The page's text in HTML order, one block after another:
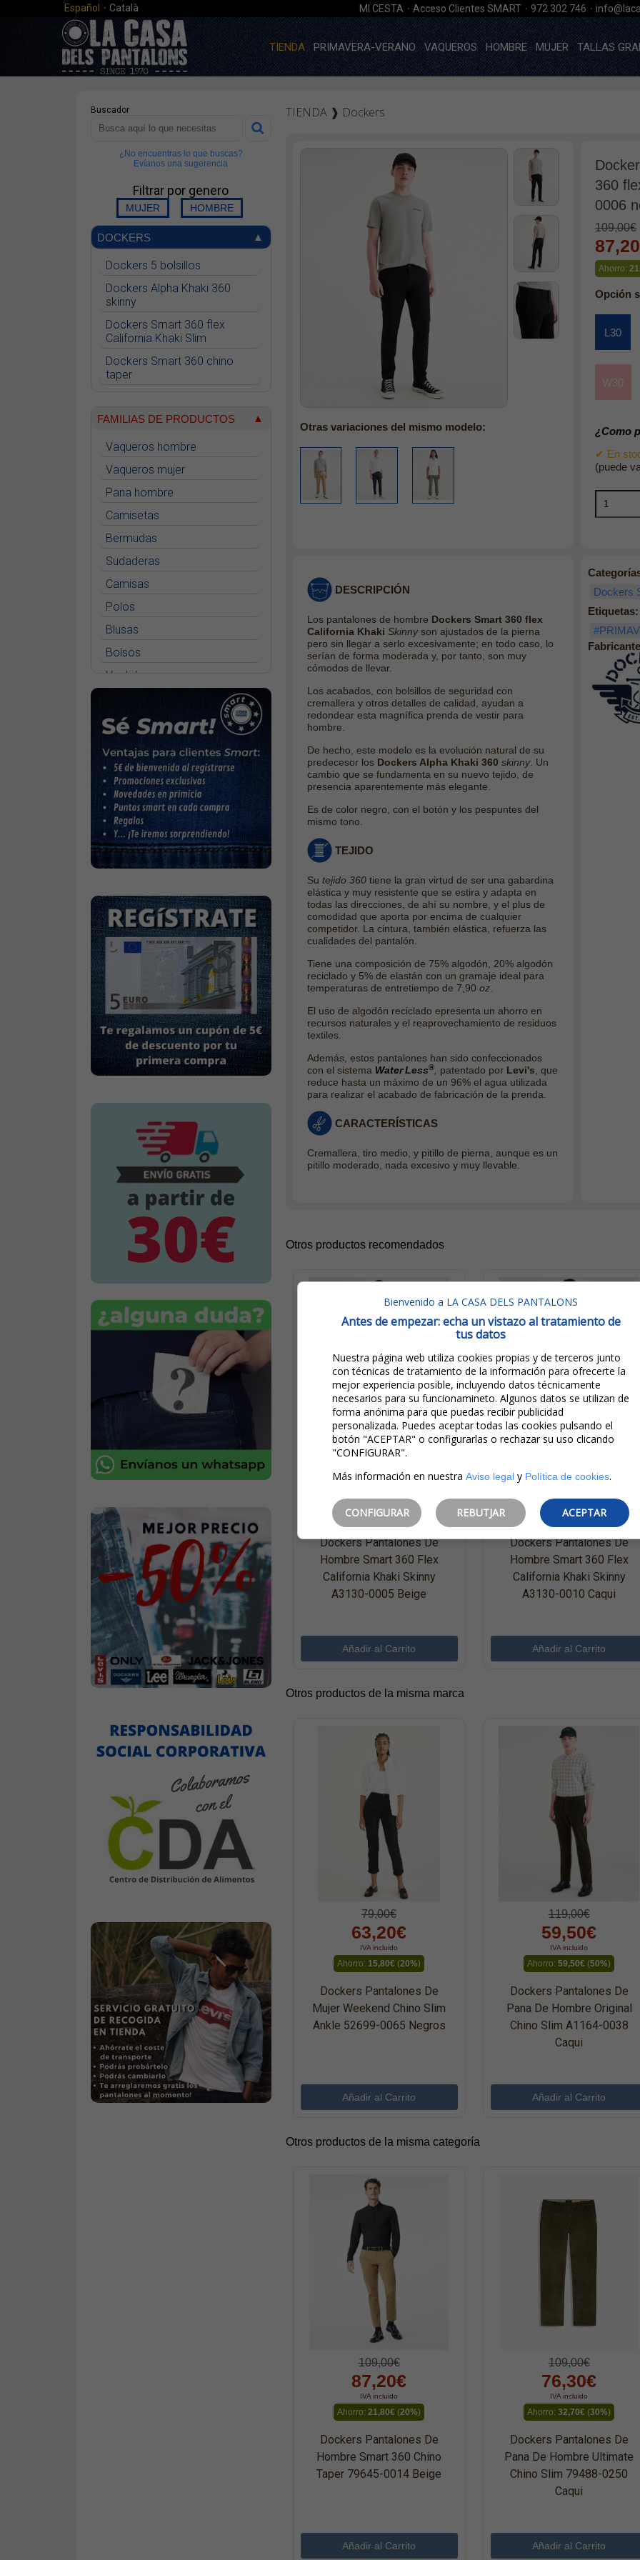
Español · Català MI CESTA · Acceso Clientes SMART · 972 302 746 ·
TIENDA PRIMAVERA-VERANO VAQUEROS HOMBRE MUJER TALLAS
Buscador
¿No encuentras lo que buscas?
Evíanos una sugerencia
Filtrar por genero
DOCKERS
Dockers 5 bolsillos
Dockers Alpha Khaki 360
skinny
Dockers Smart 360 flex
California Khaki Slim
Dockers Smart 360 chino
taper
Dockers Alpha Khaki supreme
Dockers Women Weekend
Chino slim ankle
Dockers Smart 360 flex
Slim
Dockers Go Active Flex Chino
Skinny
FAMILIAS DE PRODUCTOS
Vaqueros hombre
Vaqueros mujer
Pana hombre
Camisetas
Bermudas
Sudaderas
Camisas
Polos
Blusas
Bolsos
Vestidos
Jerséys
Chaquetas
Complementos
Cinturones
Bufandas y pañuelos
Calcetines
Calzado
Gabardina verano hombre
Pana mujer
Ropa interior
TIENDA ❱ Dockers
Otras variaciones del mismo modelo:
360
0006
109,00€
Ahorro:
Opción
L30
W30
¿Como
✔ En
(puede
DESCRIPCIÓN
Los pantalones de hombre Dockers Smart 360 flex
California Khaki Skinnyson ajustados de la pierna
pero sin llegar a serlo excesivamente; en todo caso, lo
serían de forma moderada y, por tanto, son muy
cómodos de llevar.
Los acabados, con bolsillos de seguridad con
cremallera y otros detalles de calidad, ayudan a
redondear esta magnífica prenda de vestir para
hombre.
De hecho, este modelo es la evolución natural de su
predecesor los Dockers Alpha Khaki 360 skinny. ​Un
cambio que se fundamenta en su nuevo tejido, de
presencia aparentemente más elegante.
Es de color negro, con el botón y los pespuntes del
mismo tono.
TEJIDO
Su tejido 360tiene la gran virtud de ser una gabardina
elástica y muy resistente que se estira y adapta en
todas las direcciones, de ahí su nombre, y el plus de
comodidad que aporta por encima de cualquier
competidor. La cintura, también elástica, refuerza las
cualidades del pantalón.
Tiene una composición de 75% algodón, 20% algodón
reciclado y 5% de elastán con un gramaje ideal para
temperaturas de entretiempo de 7,90 oz.
El uso de algodón reciclado epresenta un ahorro en
recursos naturales y el reaprovechamiento de residuos
textiles.
Además, estos pantalones han sido confeccionados
con el sistema Water Less®, patentado por Levi's, que
reduce hasta un máximo de un 96% el agua utilizada
para realizar el acabado de fabricación de la prenda.
CARACTERÍSTICAS
Cremallera, tiro medio, y pitillo de pierna, aunque es un
pitillo moderado, nada excesivo y muy llevable.
Dockers
Etiquetas:
Otros productos recomendados
87,20€
IVA incluido
Ahorro:21,80€(20%
Dockers Pantalones De
Hombre Smart 360 Flex
California Khaki Skinny
A3130-0005 Beige
87,20€
IVA incluido
Ahorro: 21,80€(20%
Dockers Pantalones De
Hombre Smart 360 Flex
California Khaki Skinny
A3130-0010 Caqui
Otros productos de la misma marca
79,00€
63,20€
IVA incluido
Ahorro: 15,80€ (20%)
Dockers Pantalones De
Mujer Weekend Chino Slim
Ankle 52699-0065 Negros
119,00€
59,50€
IVA incluido
Ahorro: 59,50€ (50%)
Dockers Pantalones De
Pana De Hombre Original
Chino Slim A1164-0038
Caqui
Otros productos de la misma categoría
109,00€
87,20€
IVA incluido
Ahorro: 21,80€ (20%)
Dockers Pantalones De
Hombre Smart 360 Chino
Taper 79645-0014 Beige
109,00€
76,30€
IVA incluido
Ahorro: 32,70€ (30%)
Dockers Pantalones De
Pana De Hombre Ultimate
Chino Slim 79488-0250
Caqui
Bienvenido a LA CASA DELS PANTALONS
Antes de empezar: echa un vistazo al tratamiento de
tus datos
Nuestra página web utiliza cookies propias y de terceros junto
con técnicas de tratamiento de la información para ofrecerte la
mejor experiencia posible, incluyendo datos técnicamente
necesarios para su funcionamineto. Algunos datos se utilizan de
forma anónima para que puedas recibir publicidad
personalizada. Puedes aceptar todas las cookies pulsando el
botón "ACEPTAR" o configurarlas o rechazar su uso clicando
"CONFIGURAR".
Más información en nuestra Aviso legal y Política de cookies.
CONFIGURAR REBUTJAR ACEPTAR